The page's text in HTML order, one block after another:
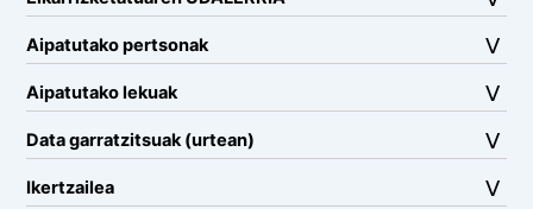
Aipatutako pertsonak
Aipatutako lekuak
Data garratzitsuak (urtean)
Ikertzailea